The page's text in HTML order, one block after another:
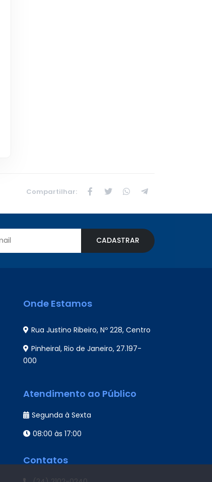
Compartilhar:
CADASTRAR
Onde Estamos
Rua Justino Ribeiro, Nº 228, Centro
Pinheiral, Rio de Janeiro, 27.197-
000
Atendimento ao Público
Segunda à Sexta
08:00 às 17:00
Contatos